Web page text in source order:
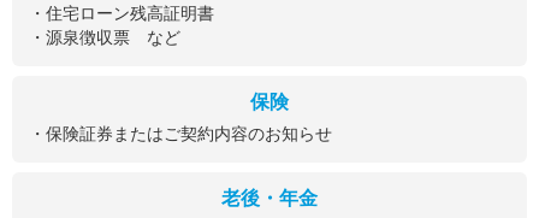
・住宅ローン残高証明書
・源泉徴収票 など
保険
・保険証券またはご契約内容のお知らせ
老後・年金